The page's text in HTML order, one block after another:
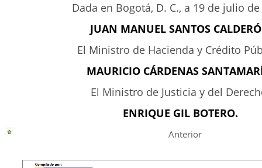
Dada en Bogotá, D. C., a 19 de julio de
JUAN MANUEL SANTOS
El Ministro de Hacienda y Crédito
MAURICIO CÁRDENAS
El Ministro de Justicia y del
ENRIQUE GIL BOTERO.
Anterior